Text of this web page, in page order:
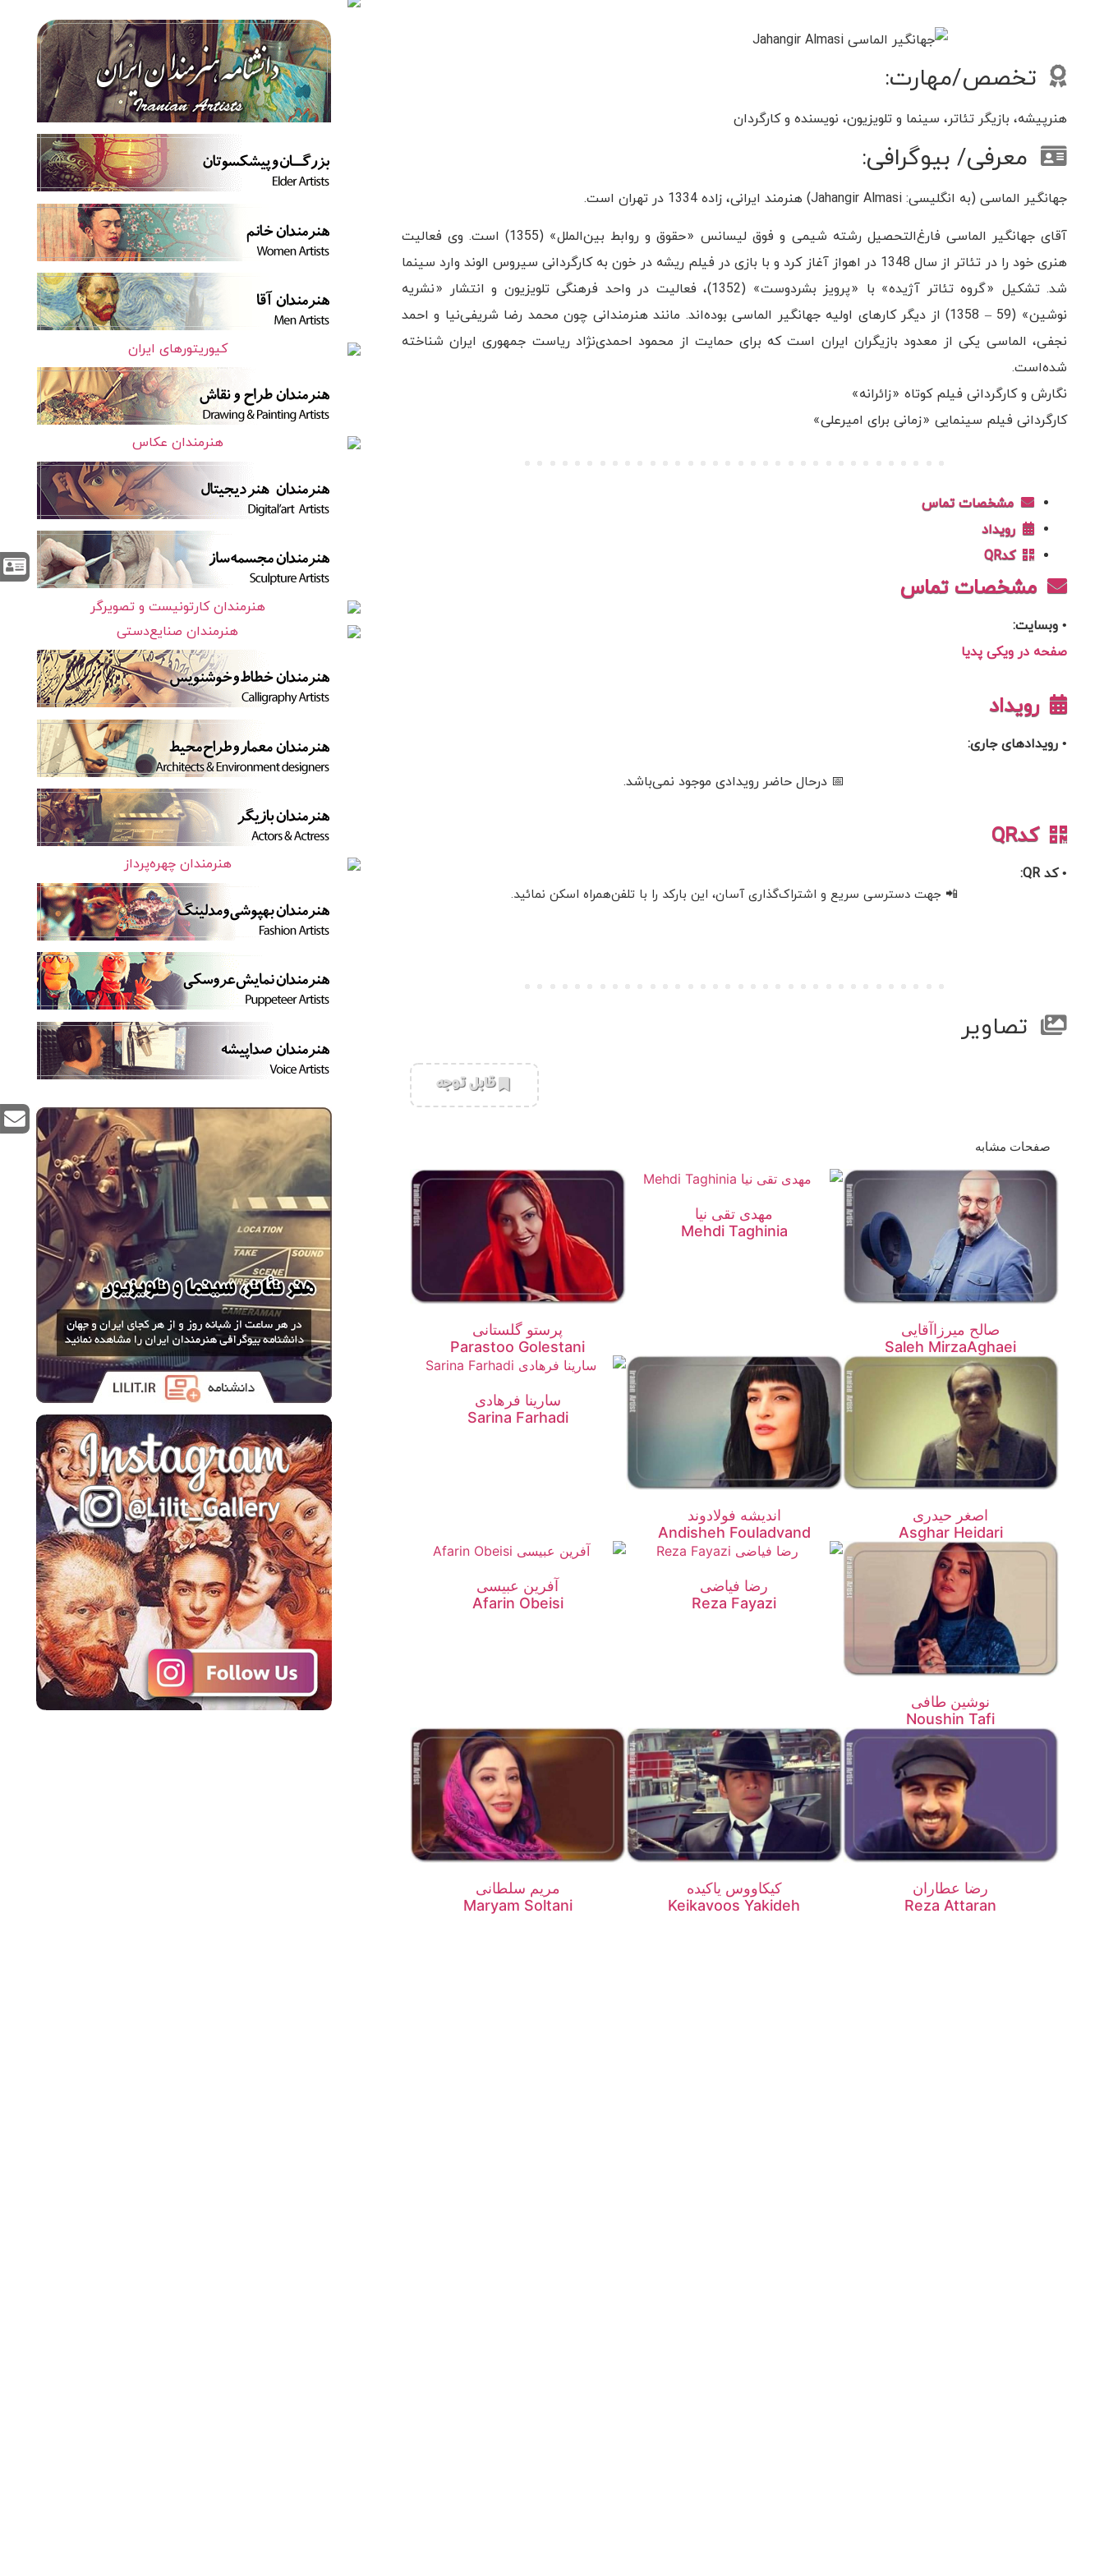
تخصص/مهارت:
هنرپیشه، بازیگر تئاتر، سینما و تلویزیون، نویسنده و کارگردان
معرفی/ بیوگرافی:
جهانگیر الماسی (به انگلیسی: Jahangir Almasi) هنرمند ایرانی، زاده 1334 در تهران است.
آقای جهانگیر الماسی فارغ‌التحصیل رشته شیمی و فوق لیسانس «حقوق و روابط بین‌الملل» (1355) است. وی فعالیت
هنری خود را در تئاتر از سال 1348 در اهواز آغاز کرد و با بازی در فیلم ریشه در خون به کارگردانی سیروس الوند وارد سینما
شد. تشکیل «گروه تئاتر آژیده» با «پرویز بشردوست» (1352)، فعالیت در واحد فرهنگی تلویزیون و انتشار «نشریه
نوشین» (59 – 1358) از دیگر کارهای اولیه جهانگیر الماسی بوده‌اند. مانند هنرمندانی چون محمد رضا شریفی‌نیا و احمد
نجفی، الماسی یکی از معدود بازیگران ایران است که برای حمایت از محمود احمدی‌نژاد ریاست جمهوری ایران شناخته
شده‌است.
نگارش و کارگردانی فیلم کوتاه «زائرانه»
کارگردانی فیلم سینمایی «زمانی برای امیرعلی»
مشخصات تماس
رویداد
کدQR
مشخصات تماس
• وبسایت:
صفحه در ویکی پدیا
رویداد
• رویدادهای جاری:
📅 درحال حاضر رویدادی موجود نمی‌باشد.
کدQR
• کد QR:
📲 جهت دسترسی سریع و اشتراک‌گذاری آسان، این بارکد را با تلفن‌همراه اسکن نمائید.
تصاویر
‌قابل توجه
صفحات مشابه
صالح میرزاآقایی
Saleh MirzaAghaei
مهدی تقی نیا
Mehdi Taghinia
پرستو گلستانی
Parastoo Golestani
اصغر حیدری
Asghar Heidari
اندیشه فولادوند
Andisheh Fouladvand
سارینا فرهادی
Sarina Farhadi
نوشین طافی
Noushin Tafi
رضا فیاضی
Reza Fayazi
آفرین عبیسی
Afarin Obeisi
رضا عطاران
Reza Attaran
کیکاووس یاکیده
Keikavoos Yakideh
مریم سلطانی
Maryam Soltani